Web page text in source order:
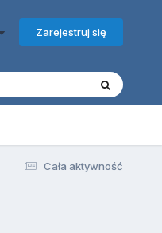
Zarejestruj się
Cała aktywność